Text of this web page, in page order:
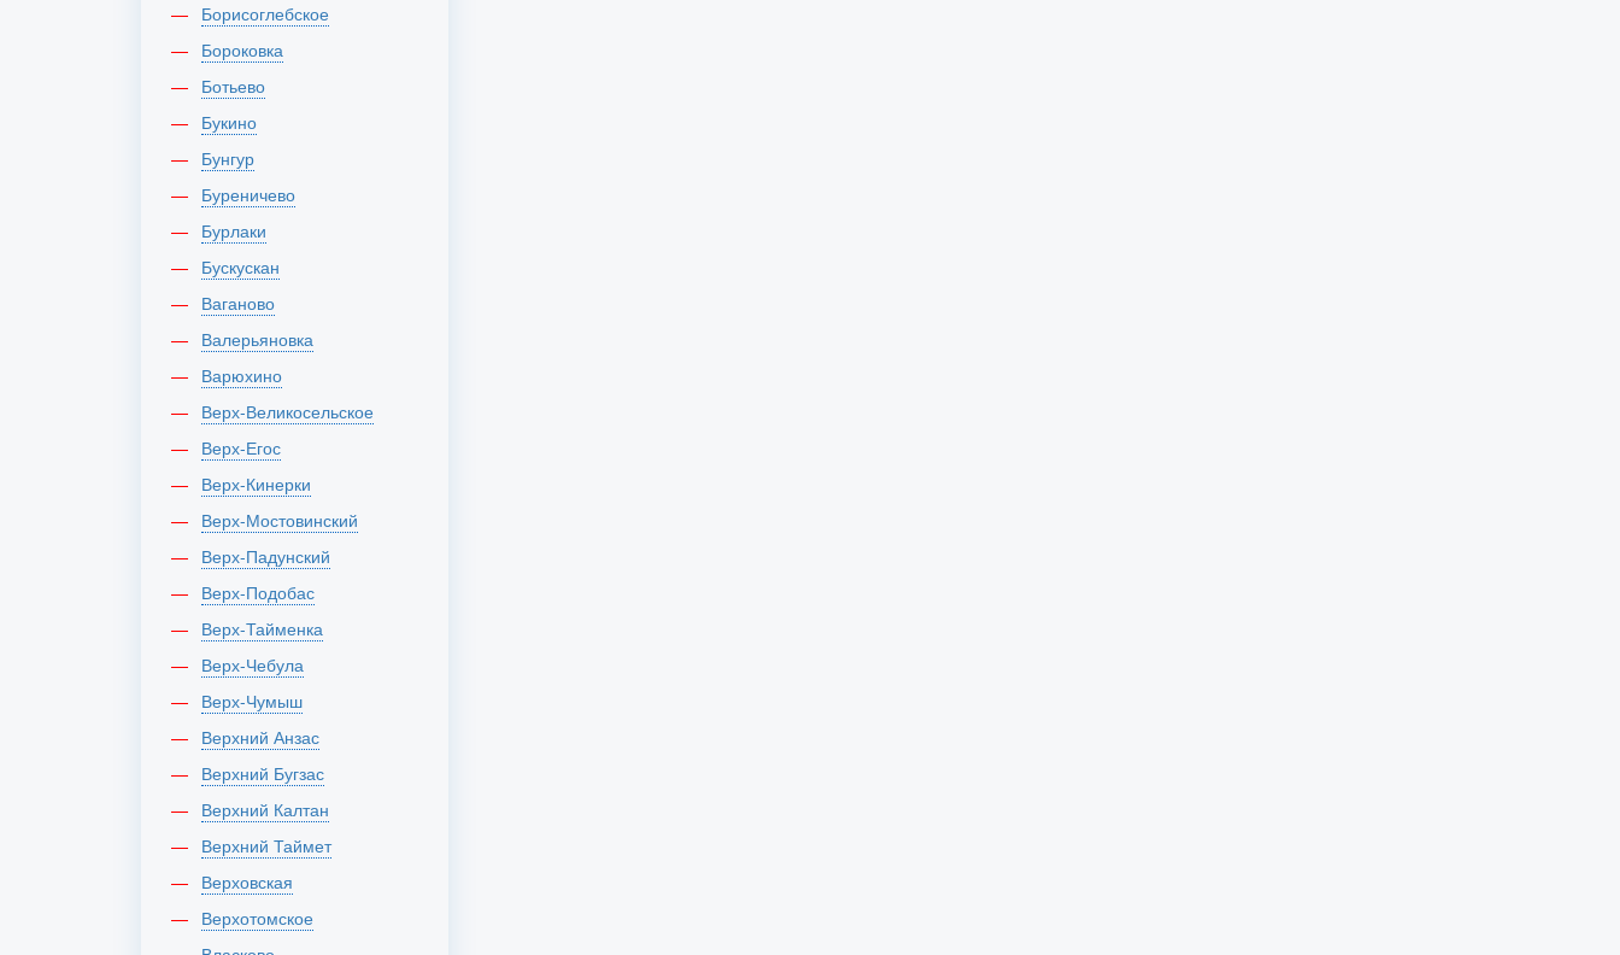
Борисоглебское
Бороковка
Ботьево
Букино
Бунгур
Буреничево
Бурлаки
Бускускан
Ваганово
Валерьяновка
Варюхино
Верх-Великосельское
Верх-Егос
Верх-Кинерки
Верх-Мостовинский
Верх-Падунский
Верх-Подобас
Верх-Тайменка
Верх-Чебула
Верх-Чумыш
Верхний Анзас
Верхний Бугзас
Верхний Калтан
Верхний Таймет
Верховская
Верхотомское